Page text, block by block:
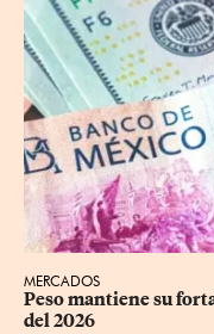
MERCADOS
Peso mantiene su
del 2026